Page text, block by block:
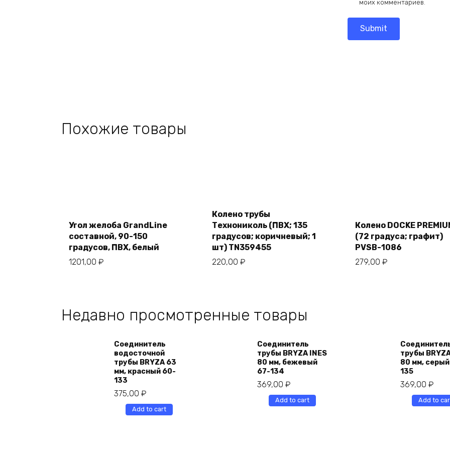
моих комментариев.
Похожие товары
cart
Угол желоба GrandLine
составной, 90-150
градусов, ПВХ, белый
1201,00 ₽
to
cart
Колено трубы
Технониколь (ПВХ; 135
градусов; коричневый; 1
шт) TN359455
220,00 ₽
cart
Колено DOCKE
(72 градуса; графит)
PVSB-1086
279,00 ₽
Недавно просмотренные товары
Соединитель
водосточной
трубы BRYZA 63
мм, краcный 60-
133
375,00 ₽
Add to cart
Соединитель
трубы BRYZA INES
80 мм, бежевый
67-134
369,00 ₽
Add to cart
трубы
80 мм,
135
369,00 ₽
Add to